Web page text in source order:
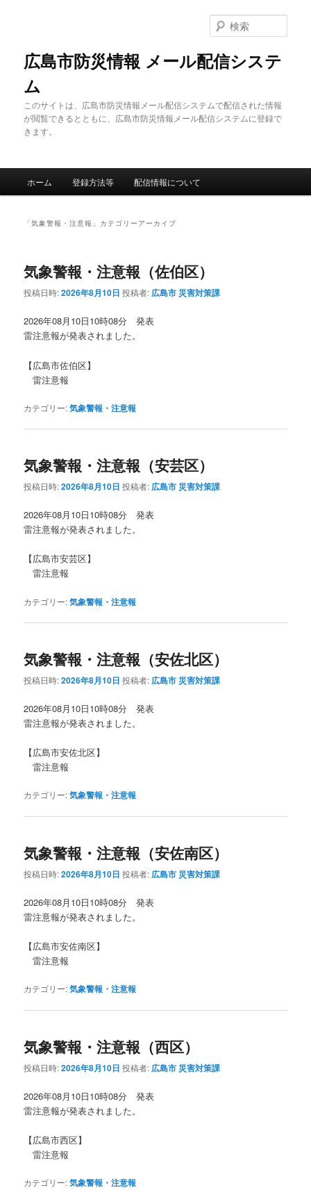
広島市防災情報 メール配信システ
ム
このサイトは、広島市防災情報メール配信システムで配信された情報
が閲覧できるとともに、広島市防災情報メール配信システムに登録で
きます。
索
ホーム 登録方法等 配信情報について
「気象警報・注意報 」カテゴリーアーカイブ
気象警報・注意報（佐伯区）
投稿日時:2026年8月10日 投稿者: 広島市 災害対策課
2026年08月10日10時08分 発表
雷注意報が発表されました。
【広島市佐伯区】
雷注意報
カテゴリー:気象警報・注意報
気象警報・注意報（安芸区）
投稿日時:2026年8月10日 投稿者: 広島市 災害対策課
2026年08月10日10時08分 発表
雷注意報が発表されました。
【広島市安芸区】
雷注意報
カテゴリー:気象警報・注意報
気象警報・注意報（安佐北区）
投稿日時:2026年8月10日 投稿者: 広島市 災害対策課
2026年08月10日10時08分 発表
雷注意報が発表されました。
【広島市安佐北区】
雷注意報
カテゴリー:気象警報・注意報
気象警報・注意報（安佐南区）
投稿日時:2026年8月10日 投稿者: 広島市 災害対策課
2026年08月10日10時08分 発表
雷注意報が発表されました。
【広島市安佐南区】
雷注意報
カテゴリー:気象警報・注意報
気象警報・注意報（西区）
投稿日時:2026年8月10日 投稿者: 広島市 災害対策課
2026年08月10日10時08分 発表
雷注意報が発表されました。
【広島市西区】
雷注意報
カテゴリー:気象警報・注意報